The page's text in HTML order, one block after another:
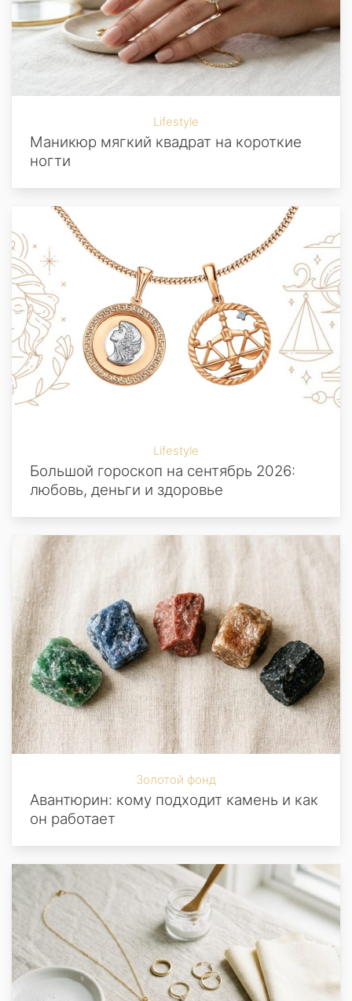
Lifestyle
Маникюр мягкий квадрат на короткие
ногти
Lifestyle
Большой гороскоп на сентябрь 2026:
любовь, деньги и здоровье
Золотой фонд
Авантюрин: кому подходит камень и как
он работает